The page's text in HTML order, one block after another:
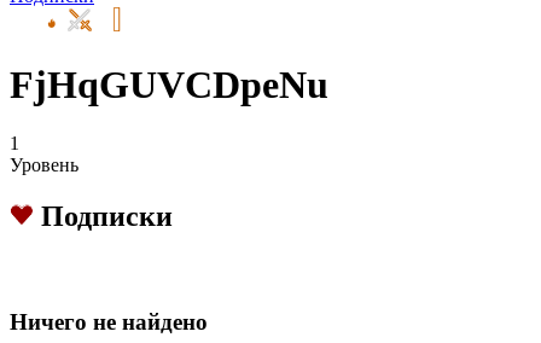
FjHqGUVCDpeNu
1
Уровень
Подписки
Hичего не найдено